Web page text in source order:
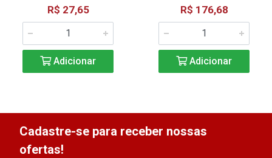
R$ 27,65
Adicionar
R$ 176,68
Adicionar
Cadastre-se para receber nossas
ofertas!